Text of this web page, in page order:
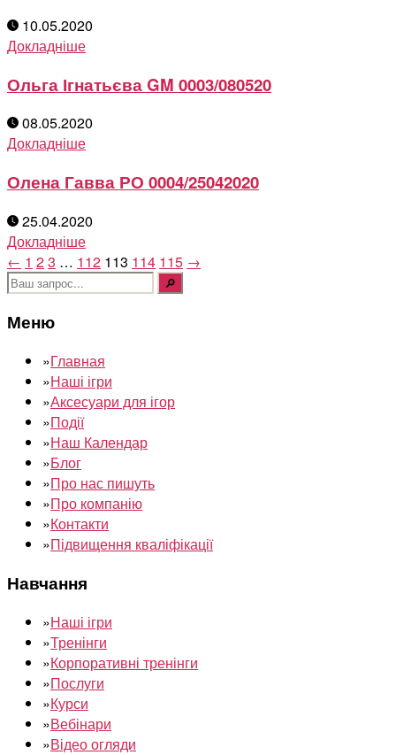
10.05.2020
Докладніше
Ольга Ігнатьєва GM 0003/080520
08.05.2020
Докладніше
Олена Гавва РО 0004/25042020
25.04.2020
Докладніше
← 1 23 … 112 113 114 115 →
Шукати:
Меню
»Главная
»Наші ігри
»Аксесуари для ігор
»Події
»Наш Календар
»Блог
»Про нас пишуть
»Про компанію
»Контакти
»Підвищення кваліфікації
Навчання
»Наші ігри
»Тренінги
»Корпоративні тренінги
»Послуги
»Курси
»Вебінари
»Відео огляди